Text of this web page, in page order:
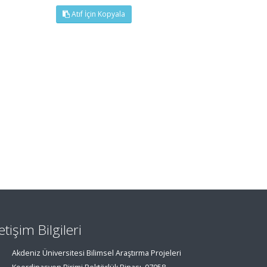
Atıf İçin Kopyala
Bilgileri
Akdeniz Üniversitesi Bilimsel Araştırma Projeleri